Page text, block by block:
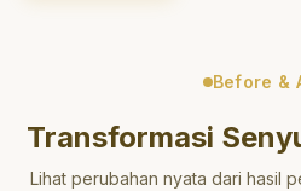
Before &
Transformasi
Lihat perubahan nyata dari hasil